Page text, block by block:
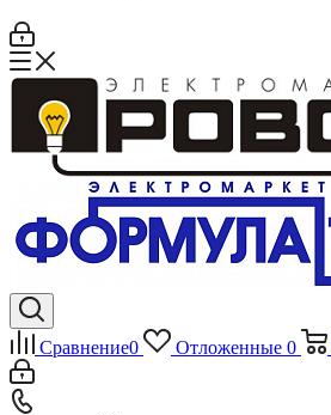
Сравнение0 Отложенные 0